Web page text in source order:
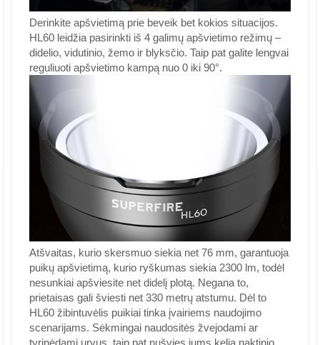
Derinkite apšvietimą prie beveik bet kokios situacijos.
HL60 leidžia pasirinkti iš 4 galimų apšvietimo režimų –
didelio, vidutinio, žemo ir blyksčio. Taip pat galite lengvai
reguliuoti apšvietimo kampą nuo 0 iki 90°.
Atšvaitas, kurio skersmuo siekia net 76 mm, garantuoja
puikų apšvietimą, kurio ryškumas siekia 2300 lm, todėl
nesunkiai apšviesite net didelį plotą. Negana to,
prietaisas gali šviesti net 330 metrų atstumu. Dėl to
HL60 žibintuvėlis puikiai tinka įvairiems naudojimo
scenarijams. Sėkmingai naudositės žvejodami ar